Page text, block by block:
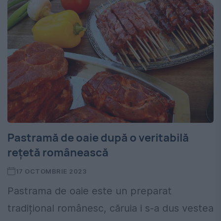
Pastramă de oaie după o veritabilă
reţetă românească
17 OCTOMBRIE 2023
Pastrama de oaie este un preparat
tradițional românesc, căruia i s-a dus vestea